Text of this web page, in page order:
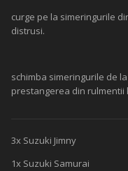
curge pe la simeringurile
distrusi.
schimba simeringurile de
prestangerea din rulmentii
3x Suzuki Jimny
1x Suzuki Samurai